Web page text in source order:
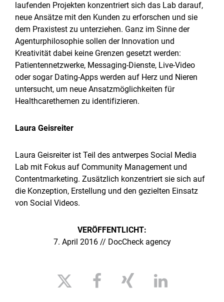
laufenden Projekten konzentriert sich das Lab darauf,
neue Ansätze mit den Kunden zu erforschen und sie
dem Praxistest zu unterziehen. Ganz im Sinne der
Agenturphilosophie sollen der Innovation und
Kreativität dabei keine Grenzen gesetzt werden:
Patientennetzwerke, Messaging-Dienste, Live-Video
oder sogar Dating-Apps werden auf Herz und Nieren
untersucht, um neue Ansatzmöglichkeiten für
Healthcarethemen zu identifizieren.
Laura Geisreiter
Laura Geisreiter ist Teil des antwerpes Social Media
Lab mit Fokus auf Community Management und
Contentmarketing. Zusätzlich konzentriert sie sich auf
die Konzeption, Erstellung und den gezielten Einsatz
von Social Videos.
VERÖFFENTLICHT:
7. April 2016 // DocCheck agency